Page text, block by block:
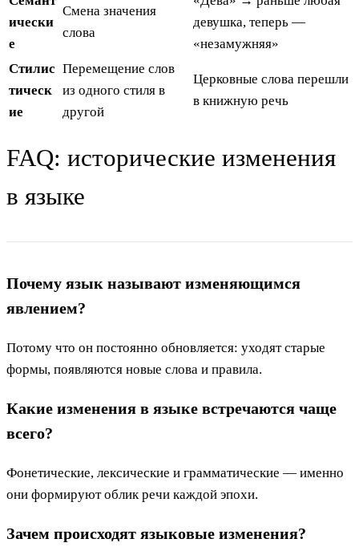
ически
е
Смена значения
слова
девушка, теперь —
«незамужняя»
Стилис
тическ
ие
Перемещение слов
из одного стиля в
другой
Церковные слова перешли
в книжную речь
FAQ: исторические изменения
в языке
Почему язык называют изменяющимся
явлением?
Потому что он постоянно обновляется: уходят старые
формы, появляются новые слова и правила.
Какие изменения в языке встречаются чаще
всего?
Фонетические, лексические и грамматические — именно
они формируют облик речи каждой эпохи.
Зачем происходят языковые изменения?